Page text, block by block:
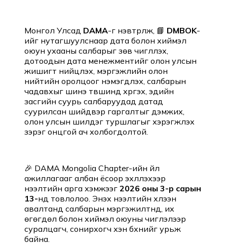
Монгол Улсад DAMA-г нэвтрүүлж, 📘 DMBOK-
ийг нутагшуулснаар дата болон хиймэл
оюун ухааны салбарыг зөв чиглүүлэх,
дотоодын дата менежментийг олон улсын
жишигт нийцүүлэх, мэргэжлийн олон
нийтийн оролцоог нэмэгдүүлэх, салбарын
чадавхыг шинэ түвшинд хүргэх, эдийн
засгийн суурь салбаруудад датад
суурилсан шийдвэр гаргалтыг дэмжих,
олон улсын шилдэг туршлагыг хэрэгжүүлэх
зэрэг онцгой ач холбогдолтой.
🎉 DAMA Mongolia Chapter-ийн үйл
ажиллагааг албан ёсоор эхлүүлэхээр
нээлтийн арга хэмжээг 2026 оны 3-р сарын
13-нд товлолоо. Энэхүү нээлтийн хүлээн
авалтанд салбарын мэргэжилтнүүд, их
өгөгдөл болон хиймэл оюуны чиглэлээр
суралцагч, сонирхогч хэн бүхнийг урьж
байна.